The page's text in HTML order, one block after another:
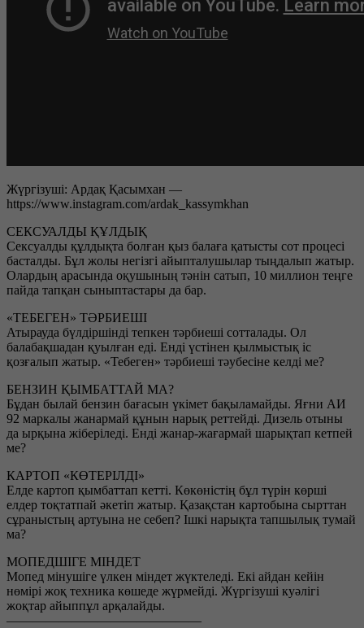
Жүргізуші: Ардақ Қасымхан —
https://www.instagram.com/ardak_kassymkhan
СЕКСУАЛДЫ ҚҰЛДЫҚ
Сексуалды құлдықта болған қыз балаға қатысты сот процесі
басталды. Бұл жолы негізгі айыпталушылар тыңдалып жатыр.
Олардың арасында оқушының тәнін сатып, 10 миллион теңге
пайда тапқан сыныптастары да бар.
«ТЕБЕГЕН» ТӘРБИЕШІ
Атырауда бүлдіршінді тепкен тәрбиеші сотталады. Ол
балабақшадан қуылған еді. Енді үстінен қылмыстық іс
қозғалып жатыр. «Тебеген» тәрбиеші тәубесіне келді ме?
БЕНЗИН ҚЫМБАТТАЙ МА?
Бұдан былай бензин бағасын үкімет бақыламайды. Яғни АИ
92 маркалы жанармай құнын нарық реттейді. Дизель отыны
да ырқына жіберіледі. Енді жанар-жағармай шарықтап кетпей
ме?
КАРТОП «КӨТЕРІЛДІ»
Елде картоп қымбаттап кетті. Көкөністің бұл түрін көрші
елдер тоқтатпай әкетіп жатыр. Қазақстан картобына сырттан
сұраныстың артуына не себеп? Ішкі нарықта тапшылық тумай
ма?
МОПЕДШІГЕ МІНДЕТ
Мопед мінушіге үлкен міндет жүктеледі. Екі айдан кейін
нөмірі жоқ техника көшеде жүрмейді. Жүргізуші куәлігі
жоқтар айыппұл арқалайды.
———————————————